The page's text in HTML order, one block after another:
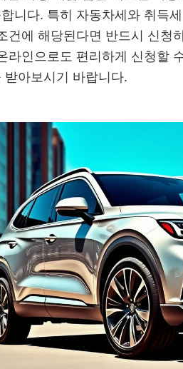
니다. 특히 자동차세와 취득
건에 해당된다면 반드시 신청
라인으로도 편리하게 신청할
받아보시기 바랍니다.